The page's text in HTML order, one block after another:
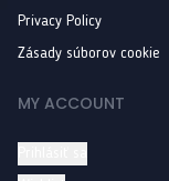
Privacy Policy
Zásady súborov cookie
MY ACCOUNT